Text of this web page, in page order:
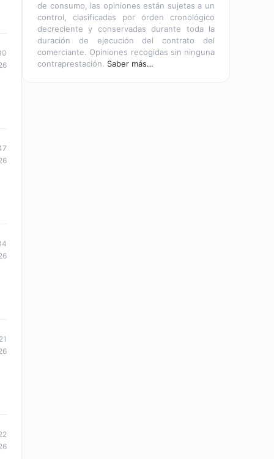
de consumo, las opiniones están sujetas a un
control, clasificadas por orden cronológico
decreciente y conservadas durante toda la
duración de ejecución del contrato del
comerciante. Opiniones recogidas sin ninguna
contraprestación. Saber más…